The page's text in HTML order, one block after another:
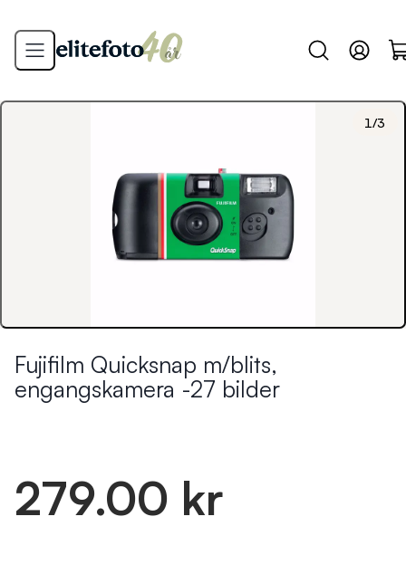
1 /3
Fujifilm Quicksnap m/blits,
engangskamera -27 bilder
279.00 kr